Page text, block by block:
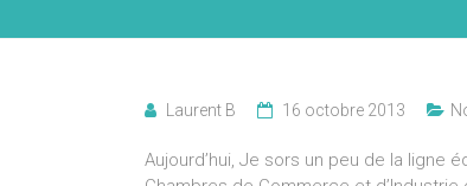
Laurent B 16 octobre 2013
Aujourd’hui, Je sors un peu de la ligne